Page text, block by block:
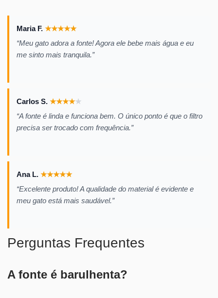
Maria F. ★★★★★
“Meu gato adora a fonte! Agora ele bebe mais água e eu
me sinto mais tranquila.”
Carlos S. ★★★★★
“A fonte é linda e funciona bem. O único ponto é que o filtro
precisa ser trocado com frequência.”
Ana L. ★★★★★
“Excelente produto! A qualidade do material é evidente e
meu gato está mais saudável.”
Perguntas Frequentes
A fonte é barulhenta?